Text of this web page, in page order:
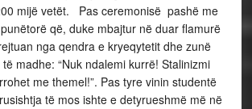
mijë vetët. Pas ceremonisë pashë me
që, duke mbajtur në duar flamurë
nga qendra e kryeqytetit dhe zunë
madhe: “Nuk ndalemi kurrë! Stalinizmi
me themel!”. Pas tyre vinin studentë
të mos ishte e detyrueshmë më në